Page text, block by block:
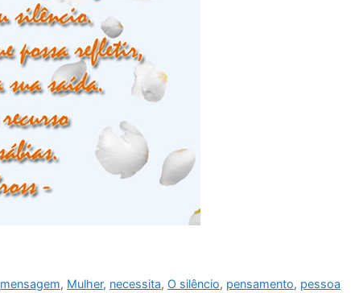
mensagem, Mulher, necessita, O silêncio, pensamento, pessoa